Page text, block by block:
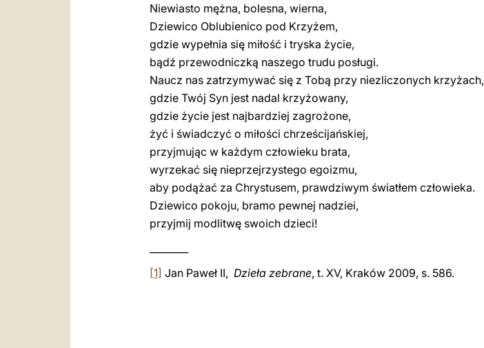
Niewiasto mężna, bolesna, wierna,
Dziewico Oblubienico pod Krzyżem,
gdzie wypełnia się miłość i tryska życie,
bądź przewodniczką naszego trudu posługi.
Naucz nas zatrzymywać się z Tobą przy niezliczonych krzyżach,
gdzie Twój Syn jest nadal krzyżowany,
gdzie życie jest najbardziej zagrożone,
żyć i świadczyć o miłości chrześcijańskiej,
przyjmując w każdym człowieku brata,
wyrzekać się nieprzejrzystego egoizmu,
aby podążać za Chrystusem, prawdziwym światłem człowieka.
Dziewico pokoju, bramo pewnej nadziei,
przyjmij modlitwę swoich dzieci!
[1] Jan Paweł II, Dzieła zebrane, t. XV, Kraków 2009, s. 586.